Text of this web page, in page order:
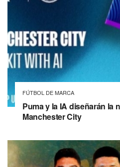
FÚTBOL DE MARCA
Puma y la IA diseñarán la
Manchester City